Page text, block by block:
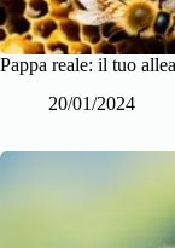
Pappa reale: il tuo
20/01/2024